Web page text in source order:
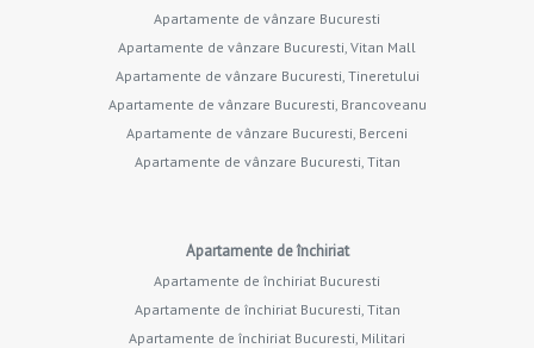
Apartamente de vânzare Bucuresti
Apartamente de vânzare Bucuresti, Vitan Mall
Apartamente de vânzare Bucuresti, Tineretului
Apartamente de vânzare Bucuresti, Brancoveanu
Apartamente de vânzare Bucuresti, Berceni
Apartamente de vânzare Bucuresti, Titan
Apartamente de închiriat
Apartamente de închiriat Bucuresti
Apartamente de închiriat Bucuresti, Titan
Apartamente de închiriat Bucuresti, Militari